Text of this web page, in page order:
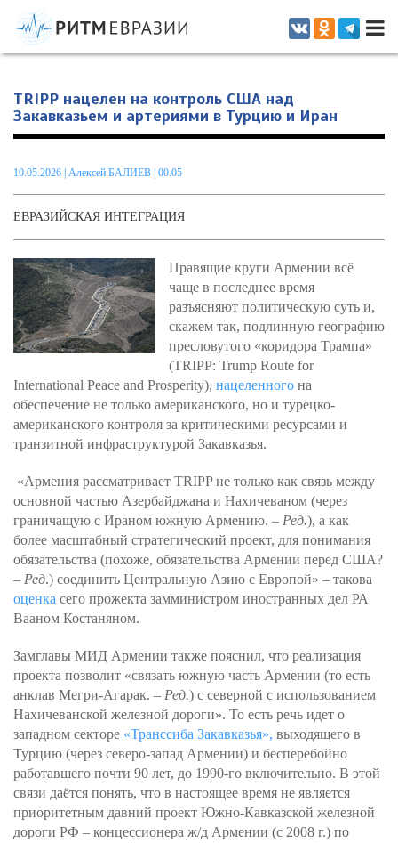
Информационно-аналитическое издание, посвященное актуальным
проблемам интеграции на постсоветском пространстве
TRIPP нацелен на контроль США над
Закавказьем и артериями в Турцию и Иран
10.05.2026 Алексей БАЛИЕВ | 00.05
ЕВРАЗИЙСКАЯ ИНТЕГРАЦИЯ
Правящие круги Армении всё
чаще в последнее время
разъясняют политическую суть и,
скажем так, подлинную географию
пресловутого «коридора Трампа»
(ТRIPP: Trump Route for
International Peace and Prosperity), нацеленного на
обеспечение не только американского, но и турецко-
американского контроля за критическими ресурсами и
транзитной инфраструктурой Закавказья.
«Армения рассматривает TRIPP не только как связь между
основной частью Азербайджана и Нахичеваном (через
граничащую с Ираном южную Армению. – Ред.), а как
более масштабный стратегический проект, для понимания
обязательства (похоже, обязательства Армении перед США?
– Ред.) соединить Центральную Азию с Европой» – такова
оценка сего прожекта замминистром иностранных дел РА
Вааном Костаняном.
Замглавы МИД Армении также пояснил, что реализация
проекта позволит «связать южную часть Армении (то есть
анклав Мегри-Агарак. – Ред.) с северной с использованием
Нахичеванской железной дороги». То есть речь идет о
западном секторе «Транссиба Закавказья», выходящего в
Турцию (через северо-запад Армении) и бесперебойно
работавшего почти 90 лет, до 1990-го включительно. В этой
связи даётся понять, что в настоящее время не является
приоритетным давний проект Южно-Кавказской железной
дороги РФ – концессионера ж/д Армении (с 2008 г.) по